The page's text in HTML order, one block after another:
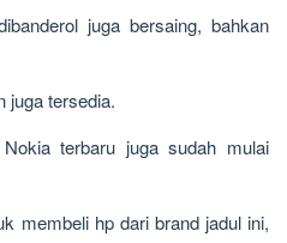
juga bersaing, bahkan
juga tersedia.
terbaru juga sudah mulai
membeli hp dari brand jadul ini,